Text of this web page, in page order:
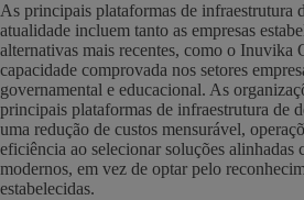
As principais plataformas de infraestrutura
atualidade incluem tanto as empresas
alternativas mais recentes, como o Inuvika
capacidade comprovada nos setores
governamental e educacional. As
principais plataformas de infraestrutura de
uma redução de custos mensurável,
eficiência ao selecionar soluções alinhadas
modernos, em vez de optar pelo
estabelecidas.